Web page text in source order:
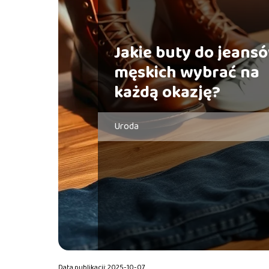
Jakie buty do
męskich wybrać na
każdą okazję?
Uroda